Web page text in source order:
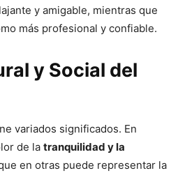
y amigable, mientras que
más profesional y confiable.
y Social del
variados significados. En
de la tranquilidad y la
en otras puede representar la